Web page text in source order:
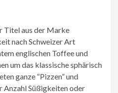
Titel aus der Marke
nach Schweizer Art
englischen Toffee und
um das klassische sphärisch
ganze “Pizzen” und
Anzahl Süßigkeiten oder